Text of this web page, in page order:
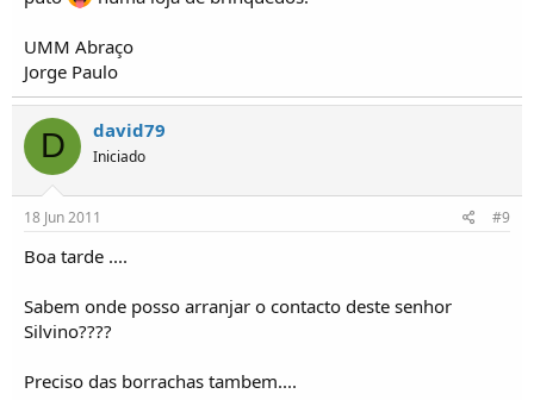
UMM Abraço
Jorge Paulo
D david79
Iniciado
18 Jun 2011 #9
Boa tarde ....
Sabem onde posso arranjar o contacto deste senhor
Silvino????
Preciso das borrachas tambem....